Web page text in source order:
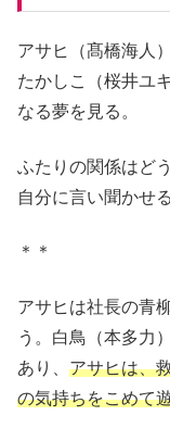
アサヒ（髙橋海人
たかしこ（桜井ユ
なる夢を見る。
ふたりの関係はど
自分に言い聞かせる
＊＊
アサヒは社長の青
う。白鳥（本多力
あり、 アサヒは、
の気持ちをこめて